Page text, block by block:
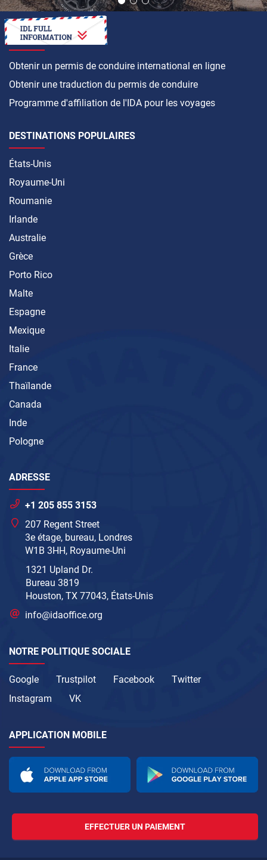
COMMENT FAIRE
Obtenir un permis de conduire international en ligne
Obtenir une traduction du permis de conduire
Programme d'affiliation de l'IDA pour les voyages
DESTINATIONS POPULAIRES
États-Unis
Royaume-Uni
Roumanie
Irlande
Australie
Grèce
Porto Rico
Malte
Espagne
Mexique
Italie
France
Thaïlande
Canada
Inde
Pologne
ADRESSE
+1 205 855 3153
207 Regent Street
3e étage, bureau, Londres
W1B 3HH, Royaume-Uni
1321 Upland Dr.
Bureau 3819
Houston, TX 77043, États-Unis
info@idaoffice.org
NOTRE POLITIQUE SOCIALE
Google Trustpilot Facebook
Twitter
Instagram
VK
APPLICATION MOBILE
EFFECTUER UN PAIEMENT